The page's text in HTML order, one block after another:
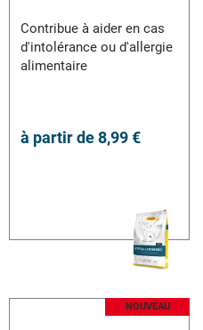
Contribue à aider en cas
d'intolérance ou d'allergie
alimentaire
à partir de8,99 €
NOUVEAU